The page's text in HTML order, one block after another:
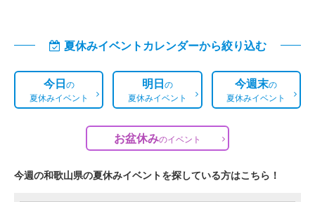
夏休みイベントカレンダーから絞り込む
今日の
夏休みイベント
明日の
夏休みイベント
今週末の
夏休みイベント
お盆休みのイベント
今週の和歌山県の夏休みイベントを探している方はこちら！